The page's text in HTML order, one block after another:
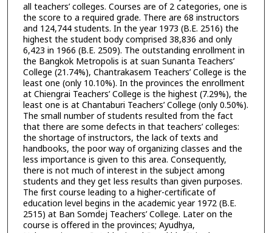
all teachers’ colleges. Courses are of 2 categories, one is
the score to a required grade. There are 68 instructors
and 124,744 students. In the year 1973 (B.E. 2516) the
highest the student body comprised 38,836 and only
6,423 in 1966 (B.E. 2509). The outstanding enrollment in
the Bangkok Metropolis is at suan Sunanta Teachers’
College (21.74%), Chantrakasem Teachers’ College is the
least one (only 10.10%). In the provinces the enrollment
at Chiengrai Teachers’ College is the highest (7.29%), the
least one is at Chantaburi Teachers’ College (only 0.50%).
The small number of students resulted from the fact
that there are some defects in that teachers’ colleges:
the shortage of instructors, the lack of texts and
handbooks, the poor way of organizing classes and the
less importance is given to this area. Consequently,
there is not much of interest in the subject among
students and they get less results than given purposes.
The first course leading to a higher-certificate of
education level begins in the academic year 1972 (B.E.
2515) at Ban Somdej Teachers’ College. Later on the
course is offered in the provinces; Ayudhya,